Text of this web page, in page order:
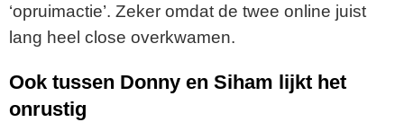
‘opruimactie’. Zeker omdat de twee online juist
lang heel close overkwamen.
Ook tussen Donny en Siham lijkt het
onrustig